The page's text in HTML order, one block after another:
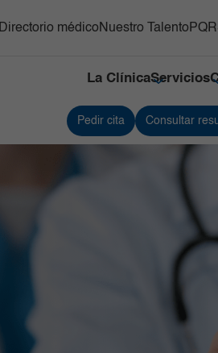
Directorio médicoNuestro Talento
La ClínicaServicios
Medicina Nuclear e Imágenes
Moleculares
Neurociencias
Pedir cita Consultar